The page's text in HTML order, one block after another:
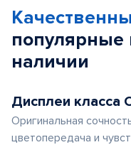
популярные
наличии
Дисплеи класса
Оригинальная
цветопередача и